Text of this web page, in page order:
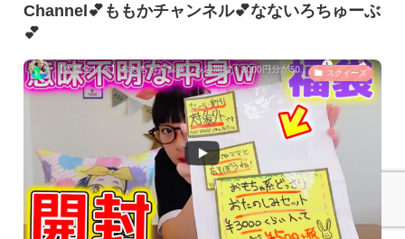
Channel💕ももかチャンネル💕なないろちゅーぶ
💕
スクイーズ